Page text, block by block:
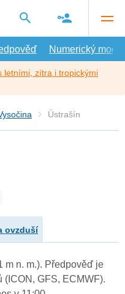
Numerický model
letními, zítra i tropickými
Ústrašín
ovzduší
m n. m.). Předpověď je
GFS, ECMWF).